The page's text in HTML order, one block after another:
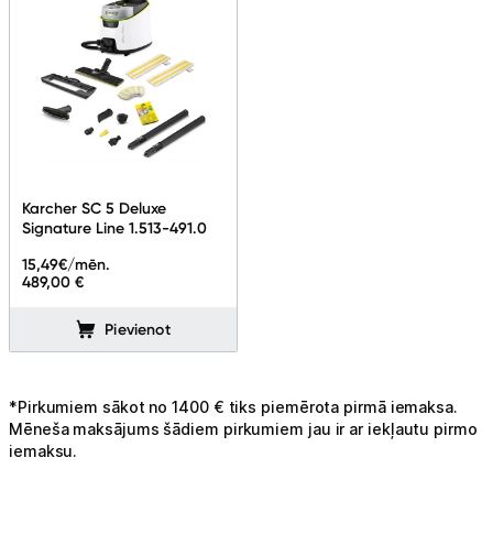
Kafijas pagatavošana
Mazā virtuves tehnika
Klimata iekārtas
Skaistumkopšana
Ražotāju atjaunota tehnika
Vēlmju saraksts
Karcher SC 5 Deluxe
Signature Line 1.513-491.0
489,00 €
15,49€/mēn.
Pievienot
*Pirkumiem sākot no 1400 € tiks piemērota pirmā iemaksa.
Mēneša maksājums šādiem pirkumiem jau ir ar iekļautu pirmo
iemaksu.